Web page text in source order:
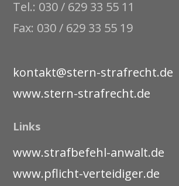
Tel.: 030 / 629 33 55 11
Fax: 030 / 629 33 55 19
kontakt@stern-strafrecht.de
www.stern-strafrecht.de
Links
www.strafbefehl-anwalt.de
www.pflicht-verteidiger.de